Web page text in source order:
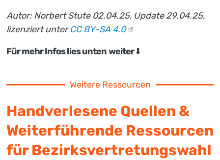
Autor: Norbert Stute 02.04.25, Update 29.04.25,
lizenziert unterCC BY-SA 4.0
Für mehr Infos lies unten weiter⬇️
Weitere Ressourcen
Handverlesene Quellen &
Weiterführende Ressourcen
für Bezirksvertretungswahl